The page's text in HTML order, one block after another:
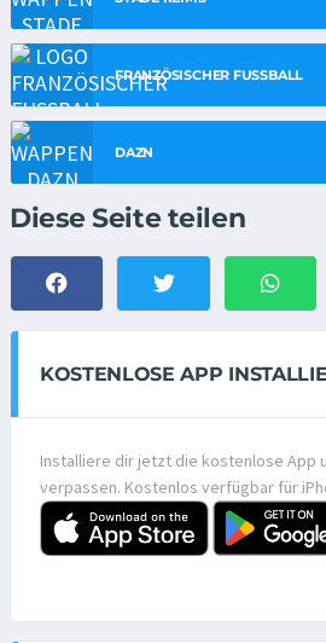
FRANZÖSISCHER FUSSBALL
DAZN
Diese Seite teilen
KOSTENLOSE APP
Installiere dir jetzt die kostenlose App
verpassen. Kostenlos verfügbar für